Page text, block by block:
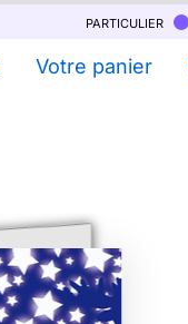
particulier
Votre panier